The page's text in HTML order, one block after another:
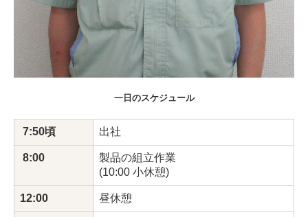
一日のスケジュール
7:50頃 出社
8:00
製品の組立作業
(10:00 小休憩)
12:00 昼休憩